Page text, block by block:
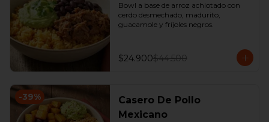
Bowl a base de arroz achiotado con
cerdo desmechado, madurito,
guacamole y fríjoles negros.
$24.900$44.500
-39%
Casero De Pollo
Mexicano